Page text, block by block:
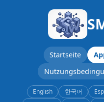
Startseite
English 한국어